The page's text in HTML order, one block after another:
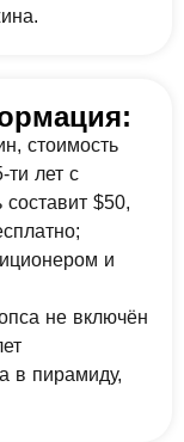
стоимость
ти лет с
$50,
и
не включён
в пирамиду,